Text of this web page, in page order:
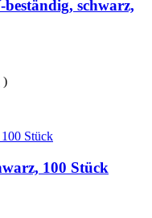
schwarz,
)
100 Stück